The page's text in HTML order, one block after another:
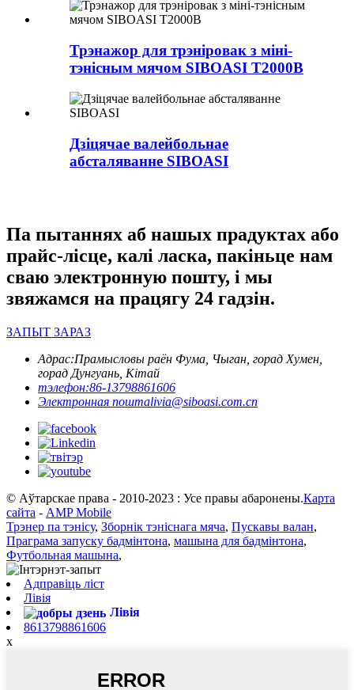
Трэнажор для трэніровак з міні-
тэнісным мячом SIBOASI T2000B
Дзіцячае валейбольнае
абсталяванне SIBOASI
Па пытаннях аб нашых прадуктах або
прайс-лісце, калі ласка, пакіньце нам
сваю электронную пошту, і мы
звяжамся на працягу 24 гадзін.
ЗАПЫТ ЗАРАЗ
Адрас:Прамысловы раён Фума, Чыган, горад Хумен,
горад Дунгуань, Кітай
тэлефон:86-13798861606
Электронная поштаlivia@siboasi.com.cn
© Аўтарскае права - 2010-2023 : Усе правы абаронены.Карта
сайта - AMP Mobile
Трэнер па тэнісу, Зборнік тэніснага мяча, Пускавы валан,
Праграма запуску бадмінтона, машына для бадмінтона,
Футбольная машына,
Адправіць ліст
Лівія
Лівія
8613798861606
x